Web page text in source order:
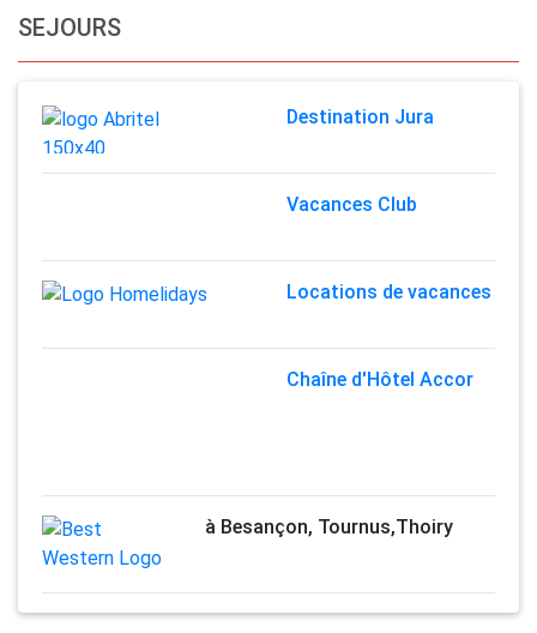
SEJOURS
Destination Jura
Vacances Club
Locations de vacances
Chaîne d'Hôtel Accor
à Besançon, Tournus,Thoiry